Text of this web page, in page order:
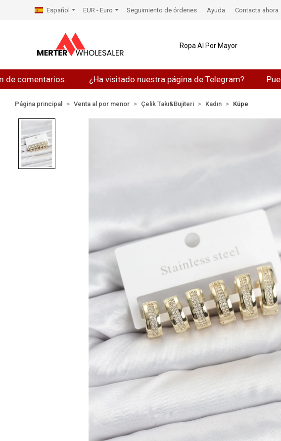
¿Ha visitado nuestra página de Telegram? Puede
Español EUR - Euro Seguimiento de órdenes Ayuda Contacta ahora
Ropa Al Por Mayor
Página principal Venta al por menor Çelik Takı&Bujiteri Kadın Küpe